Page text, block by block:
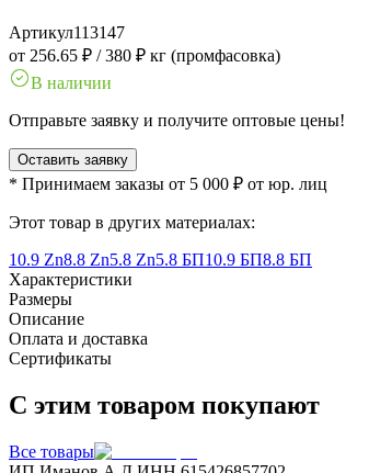
Артикул113147
от 256.65 ₽ /380 ₽ кг (промфасовка)
В наличии
Отправьте заявку и получите оптовые цены!
Оставить заявку
* Принимаем заказы от 5 000 ₽ от юр. лиц
Этот товар в других материалах:
10.9 Zn8.8 Zn5.8 Zn5.8 БП10.9 БП8.8 БП
Характеристики
Размеры
Описание
Оплата и доставка
Сертификаты
С этим товаром покупают
Все товары